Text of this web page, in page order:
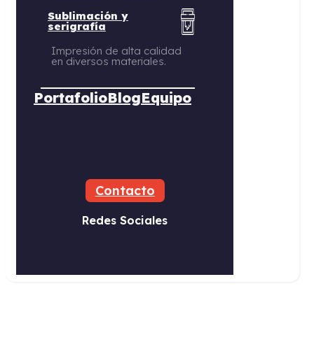
Sublimación y
serigrafía
Impresión de alta calidad
en diversos materiales.
PortafolioBlogEquipo
Contacto
Redes Sociales